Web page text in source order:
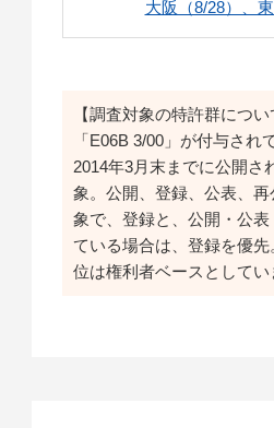
大阪（8/28）、東
【調査対象の特許群につ
「E06B 3/00」が付与され
2014年3月末までに公開さ
象。公開、登録、公表、
象で、登録と、公開・公
ている場合は、登録を優
位は権利者ベースとしてい